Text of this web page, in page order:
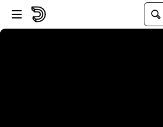
プレイヤーにスキップ
メインコンテンツにスキップ